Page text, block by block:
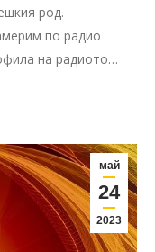
род.
по радио
на радиото…
май
24
2023